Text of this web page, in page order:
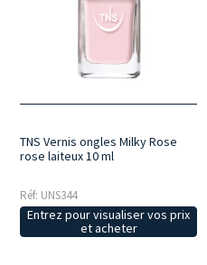
TNS Vernis ongles Milky Rose
rose laiteux 10 ml
Réf: UNS344
Entrez pour visualiser vos prix
et acheter